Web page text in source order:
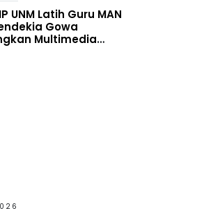
UNM Latih Guru MAN
Gowa
Multimedia